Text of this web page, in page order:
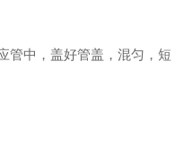
中，盖好管盖，混匀，短